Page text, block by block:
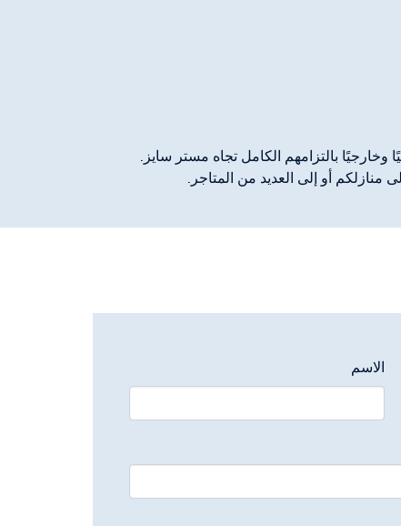
وخارجيًا بالتزامهم الكامل تجاه مستر سايز.
أو إلى العديد من المتاجر.
الاسم